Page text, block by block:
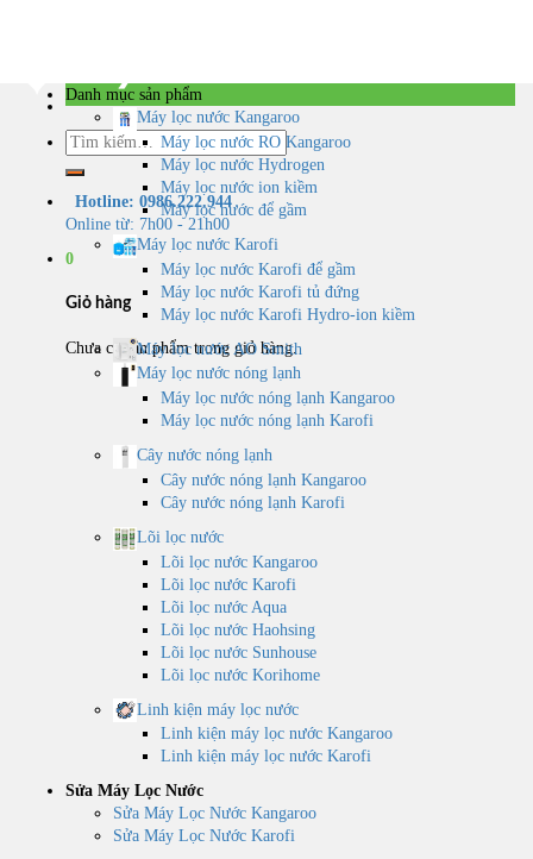
Tìm
Hotline: 0986.222.944
Online từ: 7h00 - 21h00
0
Giỏ hàng
Chưa có sản phẩm trong giỏ hàng.
Danh mục sản phẩm
Máy lọc nước Kangaroo
Máy lọc nước RO Kangaroo
Máy lọc nước Hydrogen
Máy lọc nước ion kiềm
Máy lọc nước để gầm
Máy lọc nước Karofi
Máy lọc nước Karofi để gầm
Máy lọc nước Karofi tủ đứng
Máy lọc nước Karofi Hydro-ion kiềm
Máy lọc nước AO Smith
Máy lọc nước nóng lạnh
Máy lọc nước nóng lạnh Kangaroo
Máy lọc nước nóng lạnh Karofi
Cây nước nóng lạnh
Cây nước nóng lạnh Kangaroo
Cây nước nóng lạnh Karofi
Lõi lọc nước
Lõi lọc nước Kangaroo
Lõi lọc nước Karofi
Lõi lọc nước Aqua
Lõi lọc nước Haohsing
Lõi lọc nước Sunhouse
Lõi lọc nước Korihome
Linh kiện máy lọc nước
Linh kiện máy lọc nước Kangaroo
Linh kiện máy lọc nước Karofi
Sửa Máy Lọc Nước
Sửa Máy Lọc Nước Kangaroo
Sửa Máy Lọc Nước Karofi